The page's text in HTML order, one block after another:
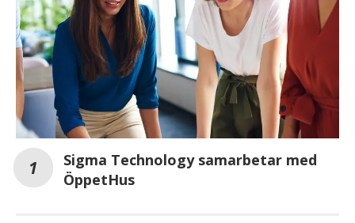
Sigma Technology samarbetar med
ÖppetHus